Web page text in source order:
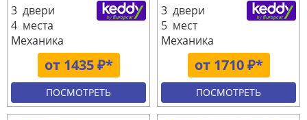
от 1435 ₽*
3 двери
4 места
Механика
ПОСМОТРЕТЬ
от 1710 ₽*
3 двери
5 мест
Механика
ПОСМОТРЕТЬ